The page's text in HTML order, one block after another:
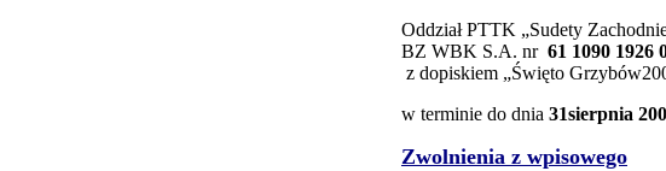
Oddział PTTK „Sudety
BZ WBK S.A. nr 61 1090 1926
z dopiskiem „Święto
w terminie do dnia 31sierpnia
Zwolnienia z wpisowego